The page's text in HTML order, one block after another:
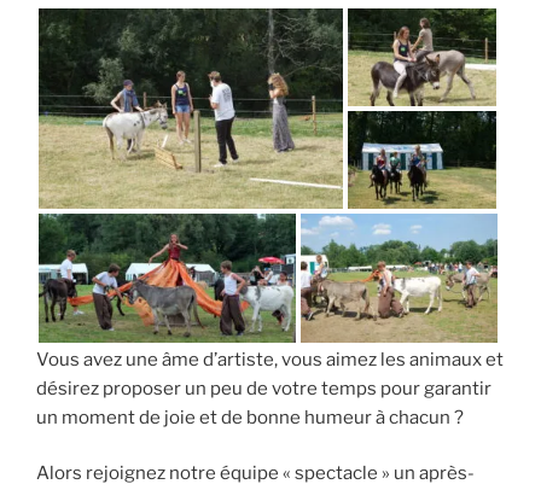
Vous avez une âme d’artiste, vous aimez les animaux et
désirez proposer un peu de votre temps pour garantir
un moment de joie et de bonne humeur à chacun ?
Alors rejoignez notre équipe « spectacle » un après-